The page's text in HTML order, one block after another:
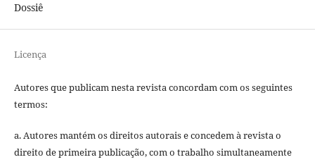
Dossiê
Licença
Autores que publicam nesta revista concordam com os seguintes
termos:
a. Autores mantém os direitos autorais e concedem à revista o
direito de primeira publicação, com o trabalho simultaneamente